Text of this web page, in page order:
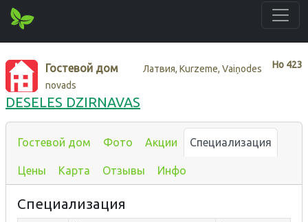
Нo 423
Гостевой дом
Латвия, Kurzeme, Vaiņodes
novads
DESELES DZIRNAVAS
Гостевой дом Фото Акции Специализация
Цены Карта Отзывы Инфо
Специализация